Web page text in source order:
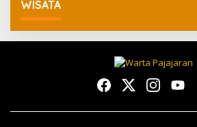
WISATA